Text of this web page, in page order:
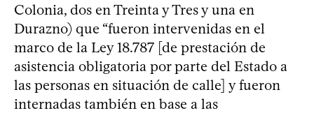
Colonia, dos en Treinta y Tres y una en
Durazno) que “fueron intervenidas en el
marco de la Ley 18.787 [de prestación de
asistencia obligatoria por parte del Estado a
las personas en situación de calle] y fueron
internadas también en base a las